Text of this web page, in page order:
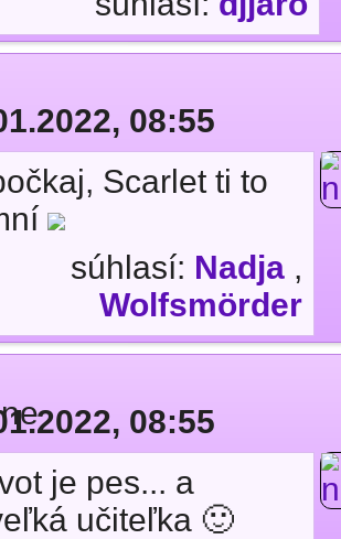
08:55
Scarlet ti to
súhlasí: Nadja ,
Wolfsmörder
08:55
je pes... a
učiteľka 🙂